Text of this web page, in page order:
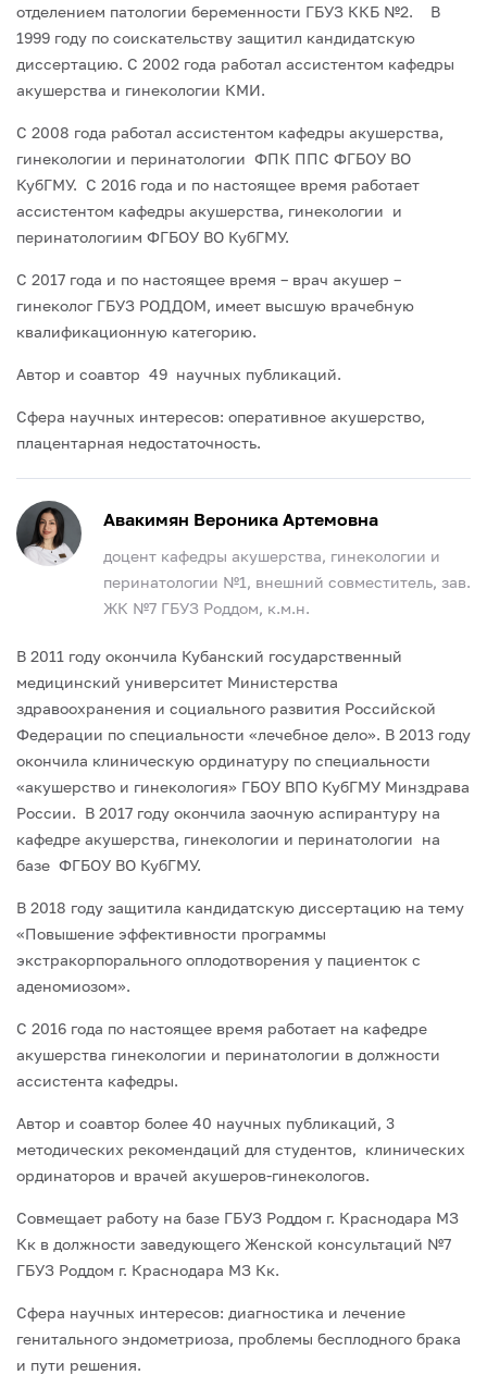
отделением патологии беременности ГБУЗ ККБ №2. В
1999 году по соискательству защитил кандидатскую
диссертацию. С 2002 года работал ассистентом кафедры
акушерства и гинекологии КМИ.
С 2008 года работал ассистентом кафедры акушерства,
гинекологии и перинатологии ФПК ППС ФГБОУ ВО
КубГМУ. С 2016 года и по настоящее время работает
ассистентом кафедры акушерства, гинекологии и
перинатологиим ФГБОУ ВО КубГМУ.
С 2017 года и по настоящее время – врач акушер –
гинеколог ГБУЗ РОДДОМ, имеет высшую врачебную
квалификационную категорию.
Автор и соавтор 49 научных публикаций.
Сфера научных интересов: оперативное акушерство,
плацентарная недостаточность.
Авакимян Вероника Артемовна
доцент кафедры акушерства, гинекологии и
перинатологии №1, внешний совместитель, зав.
ЖК №7 ГБУЗ Роддом, к.м.н.
В 2011 году окончила Кубанский государственный
медицинский университет Министерства
здравоохранения и социального развития Российской
Федерации по специальности «лечебное дело». В 2013 году
окончила клиническую ординатуру по специальности
«акушерство и гинекология» ГБОУ ВПО КубГМУ Минздрава
России. В 2017 году окончила заочную аспирантуру на
кафедре акушерства, гинекологии и перинатологии на
базе ФГБОУ ВО КубГМУ.
В 2018 году защитила кандидатскую диссертацию на тему
«Повышение эффективности программы
экстракорпорального оплодотворения у пациенток с
аденомиозом».
С 2016 года по настоящее время работает на кафедре
акушерства гинекологии и перинатологии в должности
ассистента кафедры.
Автор и соавтор более 40 научных публикаций, 3
методических рекомендаций для студентов, клинических
ординаторов и врачей акушеров-гинекологов.
Совмещает работу на базе ГБУЗ Роддом г. Краснодара МЗ
Кк в должности заведующего Женской консультаций №7
ГБУЗ Роддом г. Краснодара МЗ Кк.
Сфера научных интересов: диагностика и лечение
генитального эндометриоза, проблемы бесплодного брака
и пути решения.